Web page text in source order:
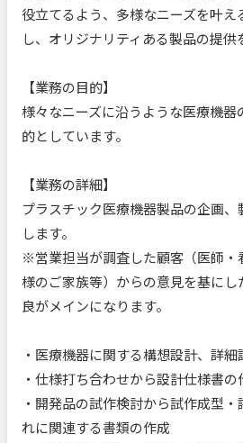
役立てるよう、多様なニーズを叶え
し、オリジナリティある製品の提供
【業務の目的】
様々なニーズに沿うような医療機器
的としています。
【業務の詳細】
プラスチック医療機器製品の企画
します。
※営業担当が調査した顧客（医師・
様のご家族等）からの意見を基に
良がメインになります。
・医療機器に関する構想設計、詳
・仕様打ち合わせから設計仕様書の
・開発品の試作検討から試作成型
れに関連する書類の作成